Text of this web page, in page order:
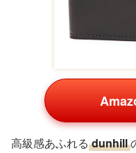
高級感あふれる dunhill